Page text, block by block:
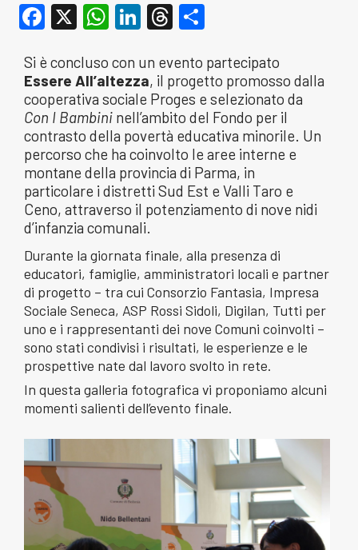
Facebook
X WhatsApp
LinkedIn
Threads
Si è concluso con un evento partecipato
Essere All’altezza, il progetto promosso dalla
cooperativa sociale Proges e selezionato da
Con I Bambini nell’ambito del Fondo per il
contrasto della povertà educativa minorile. Un
percorso che ha coinvolto le aree interne e
montane della provincia di Parma, in
particolare i distretti Sud Est e Valli Taro e
Ceno, attraverso il potenziamento di nove nidi
d’infanzia comunali.
Durante la giornata finale, alla presenza di
educatori, famiglie, amministratori locali e partner
di progetto – tra cui Consorzio Fantasia, Impresa
Sociale Seneca, ASP Rossi Sidoli, Digilan, Tutti per
uno e i rappresentanti dei nove Comuni coinvolti –
sono stati condivisi i risultati, le esperienze e le
prospettive nate dal lavoro svolto in rete.
In questa galleria fotografica vi proponiamo alcuni
momenti salienti dell’evento finale.